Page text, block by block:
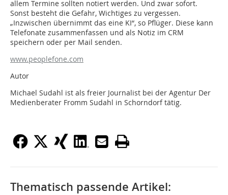
allem Termine sollten notiert werden. Und zwar sofort.
Sonst besteht die Gefahr, Wichtiges zu vergessen.
„Inzwischen übernimmt das eine KI“, so Pflüger. Diese kann
Telefonate zusammenfassen und als Notiz im CRM
speichern oder per Mail senden.
www.peoplefone.com
Autor
Michael Sudahl ist als freier Journalist bei der Agentur Der
Medienberater Fromm Sudahl in Schorndorf tätig.
Thematisch passende Artikel: